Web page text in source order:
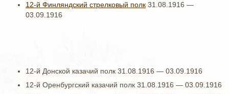
12-й Финляндский стрелковый полк 31.08.1916 —
03.09.1916
12-й Донской казачий полк 31.08.1916 — 03.09.1916
12-й Оренбургский казачий полк 31.08.1916 — 03.09.1916